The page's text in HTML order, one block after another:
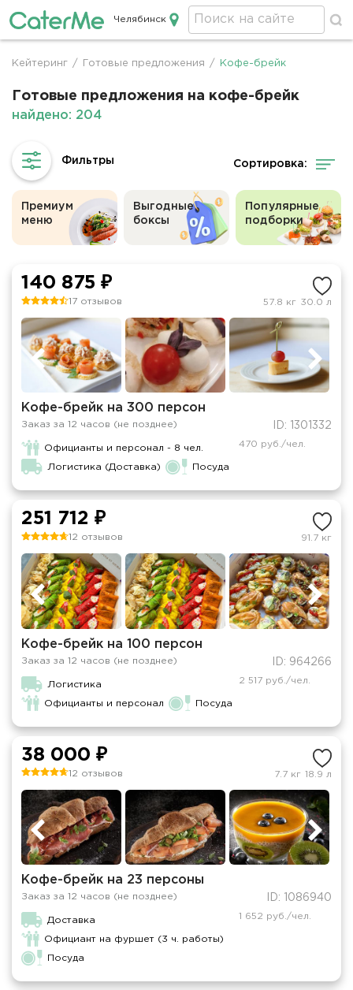
Кейтеринг в Челябинске
Челябинск
Строка
Кейтеринг / Готовые предложения / Кофе-брейк
Готовые предложения на кофе-брейк
найдено: 204
Сортировка:
Премиум
меню
Выгодные
боксы
Популярные
подборки
140 875 ₽
17 отзывов 57.8 кг 30.0 л
Кофе-брейк на 300 персон
Заказ за 12 часов (не позднее) ID: 1301332
Официанты и персонал - 8 чел.
Логистика (Доставка) Посуда
470 руб./чел.
251 712 ₽
12 отзывов 91.7 кг
Кофе-брейк на 100 персон
Заказ за 12 часов (не позднее) ID: 964266
Логистика
Официанты и персонал Посуда
2 517 руб./чел.
38 000 ₽
12 отзывов 7.7 кг 18.9 л
Кофе-брейк на 23 персоны
Заказ за 12 часов (не позднее) ID: 1086940
Доставка
Официант на фуршет (3 ч. работы)
Посуда
1 652 руб./чел.